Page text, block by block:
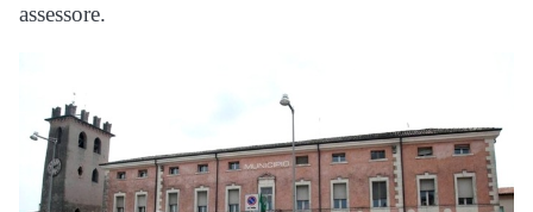
assessore.